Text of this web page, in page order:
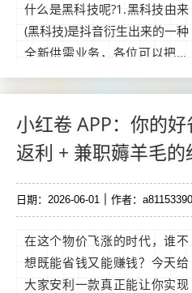
什么是黑科技呢?1.黑科技由来
(黑科技)是抖音衍生出来的一种
全新供需业务，各位可以把它
理解成为一款具有包装作用的
辅助工具。比如可以购买粉丝
关注，购买短视频播放量，可
以购买直播间人气。...
小红卷 APP：你的
返利 + 兼职薅羊毛
日期：2026-06-01 作者：
在这个物价飞涨的时代，谁不
想既能省钱又能赚钱？今天给
大家安利一款真正能让你实现